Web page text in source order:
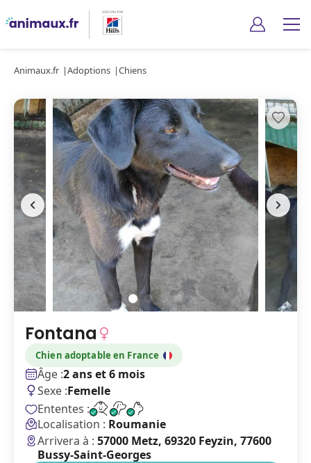
Animaux.fr Adoptions Chiens
Fontana
Chien adoptable en France
Âge :2 ans et 6 mois
Sexe :Femelle
Ententes :
Localisation : Roumanie
Arrivera à : 57000 Metz, 69320 Feyzin, 77600
Bussy-Saint-Georges